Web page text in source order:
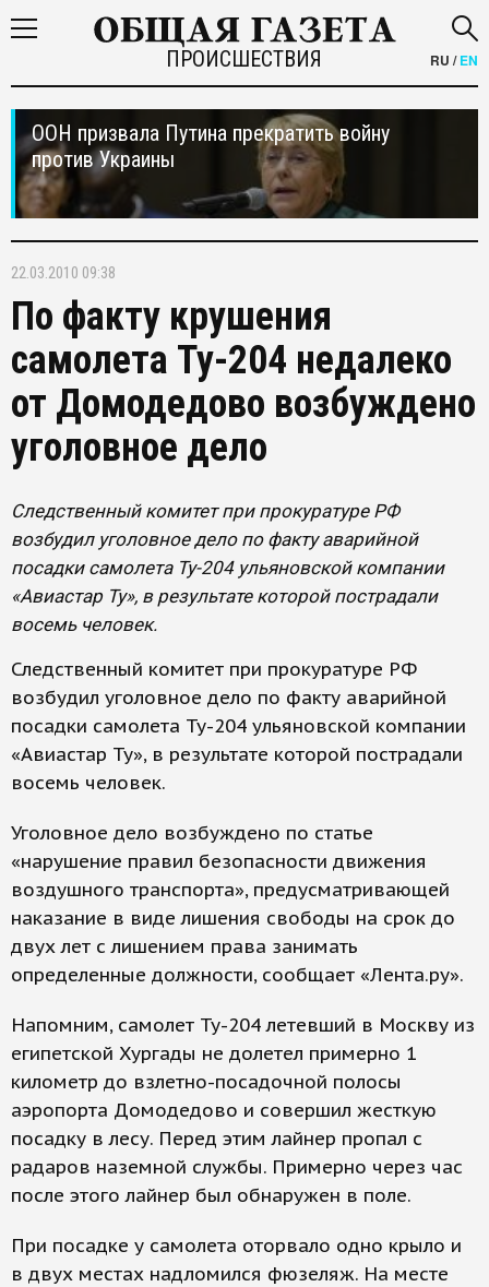
ПРОИСШЕСТВИЯ RU /EN
ООН призвала Путина прекратить войну
против Украины
22.03.2010 09:38
По факту крушения
самолета Ту-204 недалеко
от Домодедово возбуждено
уголовное дело
Следственный комитет при прокуратуре РФ
возбудил уголовное дело по факту аварийной
посадки самолета Ту-204 ульяновской компании
«Авиастар Ту», в результате которой пострадали
восемь человек.
Следственный комитет при прокуратуре РФ
возбудил уголовное дело по факту аварийной
посадки самолета Ту-204 ульяновской компании
«Авиастар Ту», в результате которой пострадали
восемь человек.
Уголовное дело возбуждено по статье
«нарушение правил безопасности движения
воздушного транспорта», предусматривающей
наказание в виде лишения свободы на срок до
двух лет с лишением права занимать
определенные должности, сообщает «Лента.ру».
Напомним, самолет Ту-204 летевший в Москву из
египетской Хургады не долетел примерно 1
километр до взлетно-посадочной полосы
аэропорта Домодедово и совершил жесткую
посадку в лесу. Перед этим лайнер пропал с
радаров наземной службы. Примерно через час
после этого лайнер был обнаружен в поле.
При посадке у самолета оторвало одно крыло и
в двух местах надломился фюзеляж. На месте